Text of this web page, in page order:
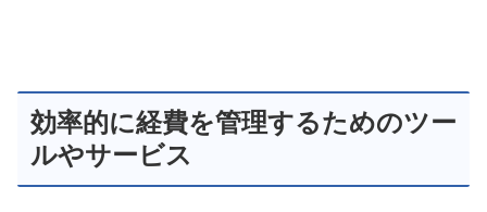
効率的に経費を管理するためのツー
ルやサービス